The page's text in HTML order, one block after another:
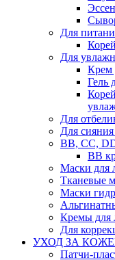
Для
Для
Крем
Гель
Для
Для
BB, CC,
BB
Маски для
Тканевые
Маски
Кремы для
Для
УХОД ЗА
Патчи-